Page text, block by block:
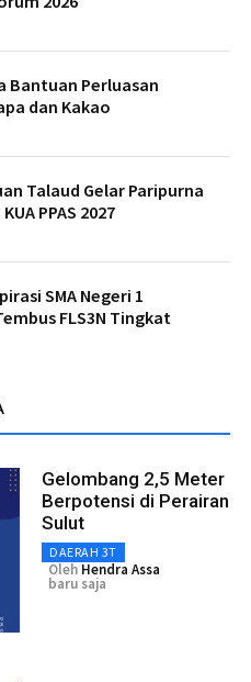
Bantuan Perluasan
dan Kakao
Talaud Gelar Paripurna
PPAS 2027
SMA Negeri 1
FLS3N Tingkat
Gelombang 2,5 Meter
Berpotensi di Perairan
Sulut
DAERAH 3T
Oleh Hendra Assa
baru saja